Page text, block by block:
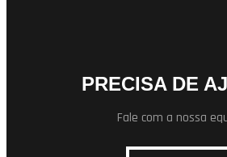
PRECISA DE
Fale com a nossa